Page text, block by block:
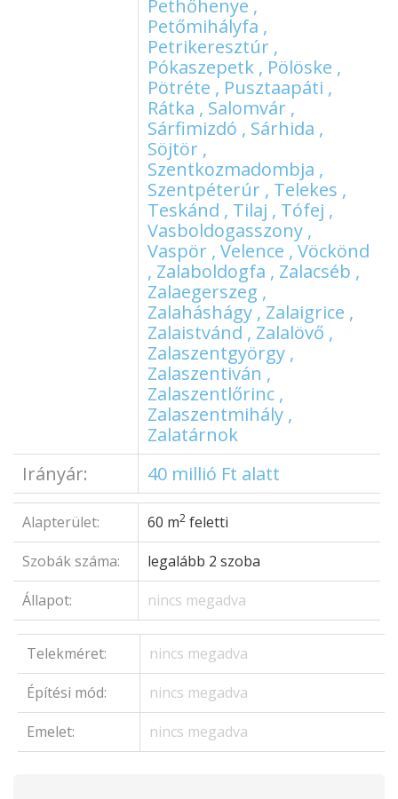
Pethőhenye ,
Petőmihályfa ,
Petrikeresztúr ,
Pókaszepetk , Pölöske ,
Pötréte , Pusztaapáti ,
Rátka , Salomvár ,
Sárfimizdó , Sárhida ,
Söjtör ,
Szentkozmadombja ,
Szentpéterúr , Telekes ,
Teskánd , Tilaj , Tófej ,
Vasboldogasszony ,
Vaspör , Velence , Vöckönd
, Zalaboldogfa , Zalacséb ,
Zalaegerszeg ,
Zalaháshágy , Zalaigrice ,
Zalaistvánd , Zalalövő ,
Zalaszentgyörgy ,
Zalaszentiván ,
Zalaszentlőrinc ,
Zalaszentmihály ,
Zalatárnok
Irányár:
40 millió Ft alatt
Alapterület: 60 m2 feletti
Szobák száma:
legalább 2 szoba
Állapot:
nincs megadva
Telekméret:
nincs megadva
Építési mód:
nincs megadva
Emelet:
nincs megadva